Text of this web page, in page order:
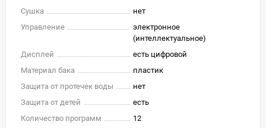
Сушка
нет
Управление
электронное
(интеллектуальное)
Дисплей
есть цифровой
Материал бака
пластик
Защита от протечек воды
нет
Защита от детей
есть
Количество программ
12